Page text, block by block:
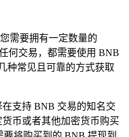
需要拥有一定数量的
何交易，都需要使用 BNB
种常见且可靠的方式获取
在支持 BNB 交易的知名交
币或者其他加密货币购买